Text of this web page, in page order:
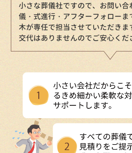
小さな葬儀社ですので、お問い
儀・式進行・アフターフォロー
木が専任で担当させていただき
交代はありませんのでご安心くだ